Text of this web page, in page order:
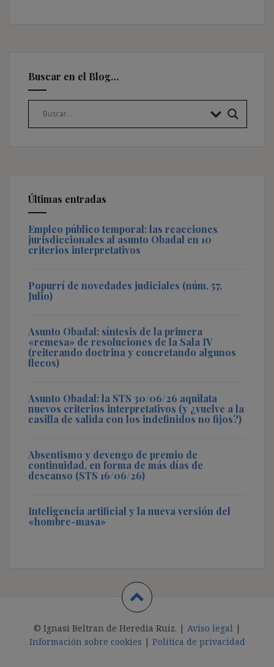
Buscar en el Blog…
Últimas entradas
Empleo público temporal: las reacciones
jurisdiccionales al asunto Obadal en 10
criterios interpretativos
Popurrí de novedades judiciales (núm. 57,
Julio)
Asunto Obadal: síntesis de la primera
«remesa» de resoluciones de la Sala IV
(reiterando doctrina y concretando algunos
flecos)
Asunto Obadal: la STS 30/06/26 aquilata
nuevos criterios interpretativos (y ¿vuelve a la
casilla de salida con los indefinidos no fijos?)
Absentismo y devengo de premio de
continuidad, en forma de más días de
descanso (STS 16/06/26)
Inteligencia artificial y la nueva versión del
«hombre-masa»
© Ignasi Beltran de Heredia Ruiz. | Aviso legal |
Información sobre cookies | Política de privacidad